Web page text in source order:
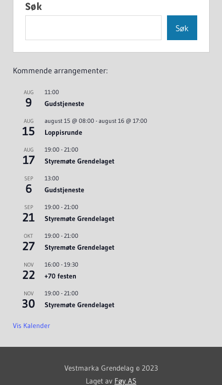
Søk
Søk
Kommende arrangementer:
AUG
9
11:00
Gudstjeneste
AUG
15
august 15 @ 08:00- august 16 @ 17:00
Loppisrunde
AUG
17
19:00- 21:00
Styremøte Grendelaget
SEP
6
13:00
Gudstjeneste
SEP
21
19:00- 21:00
Styremøte Grendelaget
OKT
27
19:00- 21:00
Styremøte Grendelaget
NOV
22
16:00- 19:30
+70 festen
NOV
30
19:00- 21:00
Styremøte Grendelaget
Vis Kalender
Vestmarka Grendelag © 2023
Laget av Føy AS